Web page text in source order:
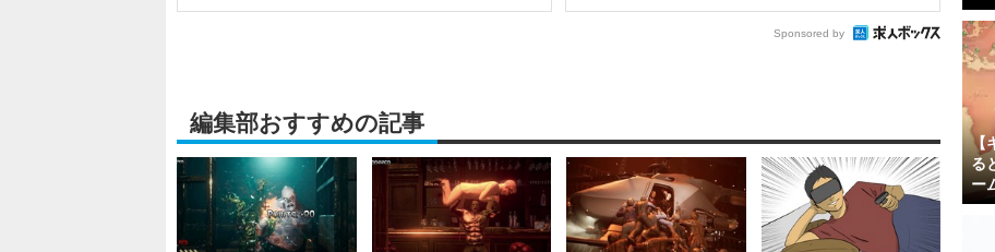
Sponsored by
編集部おすすめの記事
【
る
ー